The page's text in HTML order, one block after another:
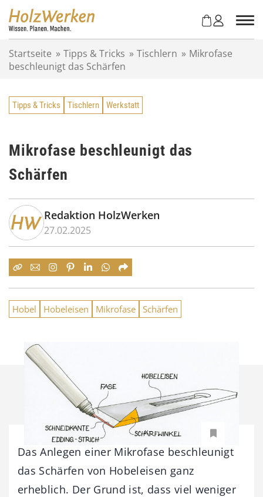
Startseite » Tipps & Tricks » Tischlern » Mikrofase
beschleunigt das Schärfen
Tipps & Tricks Tischlern Werkstatt
Mikrofase beschleunigt das
Schärfen
Redaktion HolzWerken
27.02.2025
Hobel Hobeleisen Mikrofase Schärfen
Das Anlegen einer Mikrofase beschleunigt
das Schärfen von Hobeleisen ganz
erheblich. Der Grund ist, dass viel weniger